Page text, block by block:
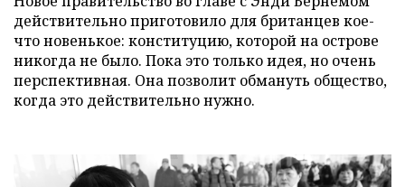
действительно приготовило для британцев кое-
что новенькое: конституцию, которой на острове
никогда не было. Пока это только идея, но очень
перспективная. Она позволит обмануть общество,
когда это действительно нужно.